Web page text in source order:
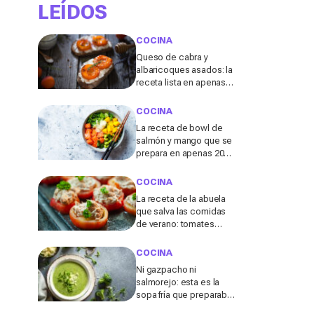
LEÍDOS
COCINA
Queso de cabra y
albaricoques asados: la
receta lista en apenas
aperitivo sabroso y
COCINA
La receta de bowl de
salmón y mango que se
prepara en apenas 20
€ menos que pedirla a
COCINA
La receta de la abuela
que salva las comidas
de verano: tomates
encender el horno
COCINA
Ni gazpacho ni
salmorejo: esta es la
sopa fría que preparaban